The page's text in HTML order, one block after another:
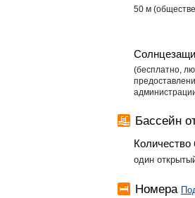
50 м
​(бесплатно,
Бассейн
Количество
один
Номера